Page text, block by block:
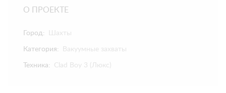
О ПРОЕКТЕ
Город: Шахты
Категория: Вакуумные захваты
Техника: Clad Boy 3 (Люкс)